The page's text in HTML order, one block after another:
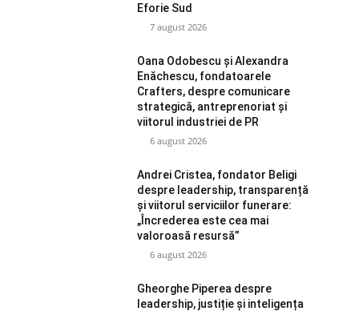
Eforie Sud
7 august 2026
Oana Odobescu și Alexandra
Enăchescu, fondatoarele
Crafters, despre comunicare
strategică, antreprenoriat și
viitorul industriei de PR
6 august 2026
Andrei Cristea, fondator Beligi
despre leadership, transparență
și viitorul serviciilor funerare:
„Încrederea este cea mai
valoroasă resursă”
6 august 2026
Gheorghe Piperea despre
leadership, justiție și inteligența